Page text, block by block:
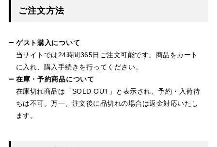
ご注文方法
ゲスト購入について
当サイトでは24時間365日ご注文可能です。商品をカート
に入れ、購入手続きを行ってください。
在庫・予約商品について
在庫切れ商品は「SOLD OUT」と表示され、予約・入荷待
ちは不可。万一、注文後に品切れの場合は返金対応いたし
ます。